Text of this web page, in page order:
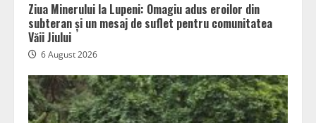
Ziua Minerului la Lupeni: Omagiu adus eroilor din
subteran și un mesaj de suflet pentru comunitatea
Văii Jiului
6 August 2026